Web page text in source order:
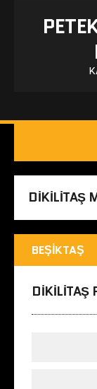
DIKILITAŞ
BEŞIKTAŞ
DIKILITAŞ